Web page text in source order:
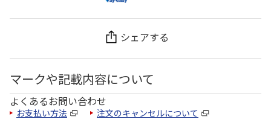
シェアする
マークや記載内容について
よくあるお問い合わせ
お支払い方法 注文のキャンセルについて